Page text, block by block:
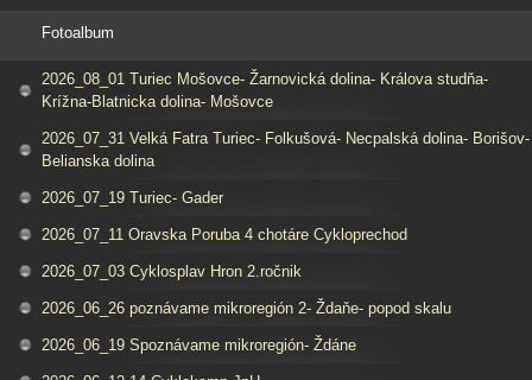
Fotoalbum
2026_08_01 Turiec Mošovce- Žarnovická dolina- Králova studňa-
Krížna-Blatnicka dolina- Mošovce
2026_07_31 Velká Fatra Turiec- Folkušová- Necpalská dolina- Borišov-
Belianska dolina
2026_07_19 Turiec- Gader
2026_07_11 Oravska Poruba 4 chotáre Cykloprechod
2026_07_03 Cyklosplav Hron 2.ročnik
2026_06_26 poznávame mikroregión 2- Ždaňe- popod skalu
2026_06_19 Spoznávame mikroregión- Ždáne